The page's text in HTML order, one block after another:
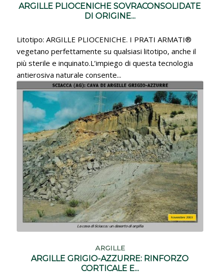
ARGILLE PLIOCENICHE SOVRACONSOLIDATE
DI ORIGINE...
Litotipo: ARGILLE PLIOCENICHE. I PRATI ARMATI®
vegetano perfettamente su qualsiasi litotipo, anche il
più sterile e inquinato.L’impiego di questa tecnologia
antierosiva naturale consente...
ARGILLE
ARGILLE GRIGIO-AZZURRE: RINFORZO
CORTICALE E...